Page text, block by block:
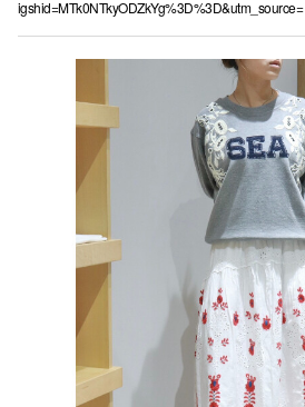
igshid=MTk0NTkyODZkYg%3D%3D&utm_source=